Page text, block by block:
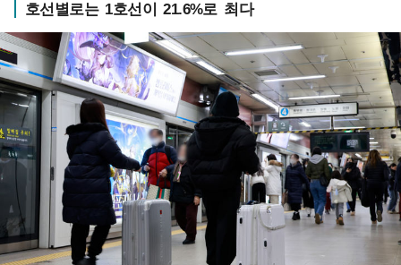
호선별로는 1호선이 21.6%로 최다